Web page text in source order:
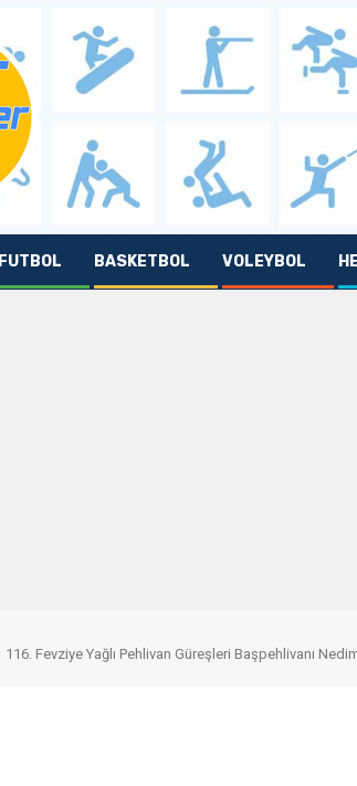
FUTBOL BASKETBOL VOLEYBOL
116. Fevziye Yağlı Pehlivan Güreşleri Başpehlivanı